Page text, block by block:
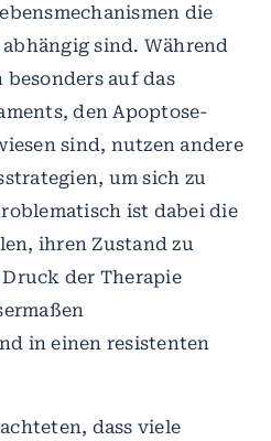
die
sind. Während
auf das
den Apoptose-
sind, nutzen andere
um sich zu
ist dabei die
ihren Zustand zu
der Therapie
in einen resistenten
dass viele